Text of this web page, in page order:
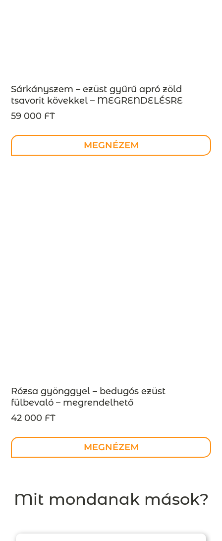
Sárkányszem – ezüst gyűrű apró zöld
tsavorit kövekkel – MEGRENDELÉSRE
59 000 FT
MEGNÉZEM
Rózsa gyönggyel – bedugós ezüst
fülbevaló – megrendelhető
42 000 FT
MEGNÉZEM
Mit mondanak mások?